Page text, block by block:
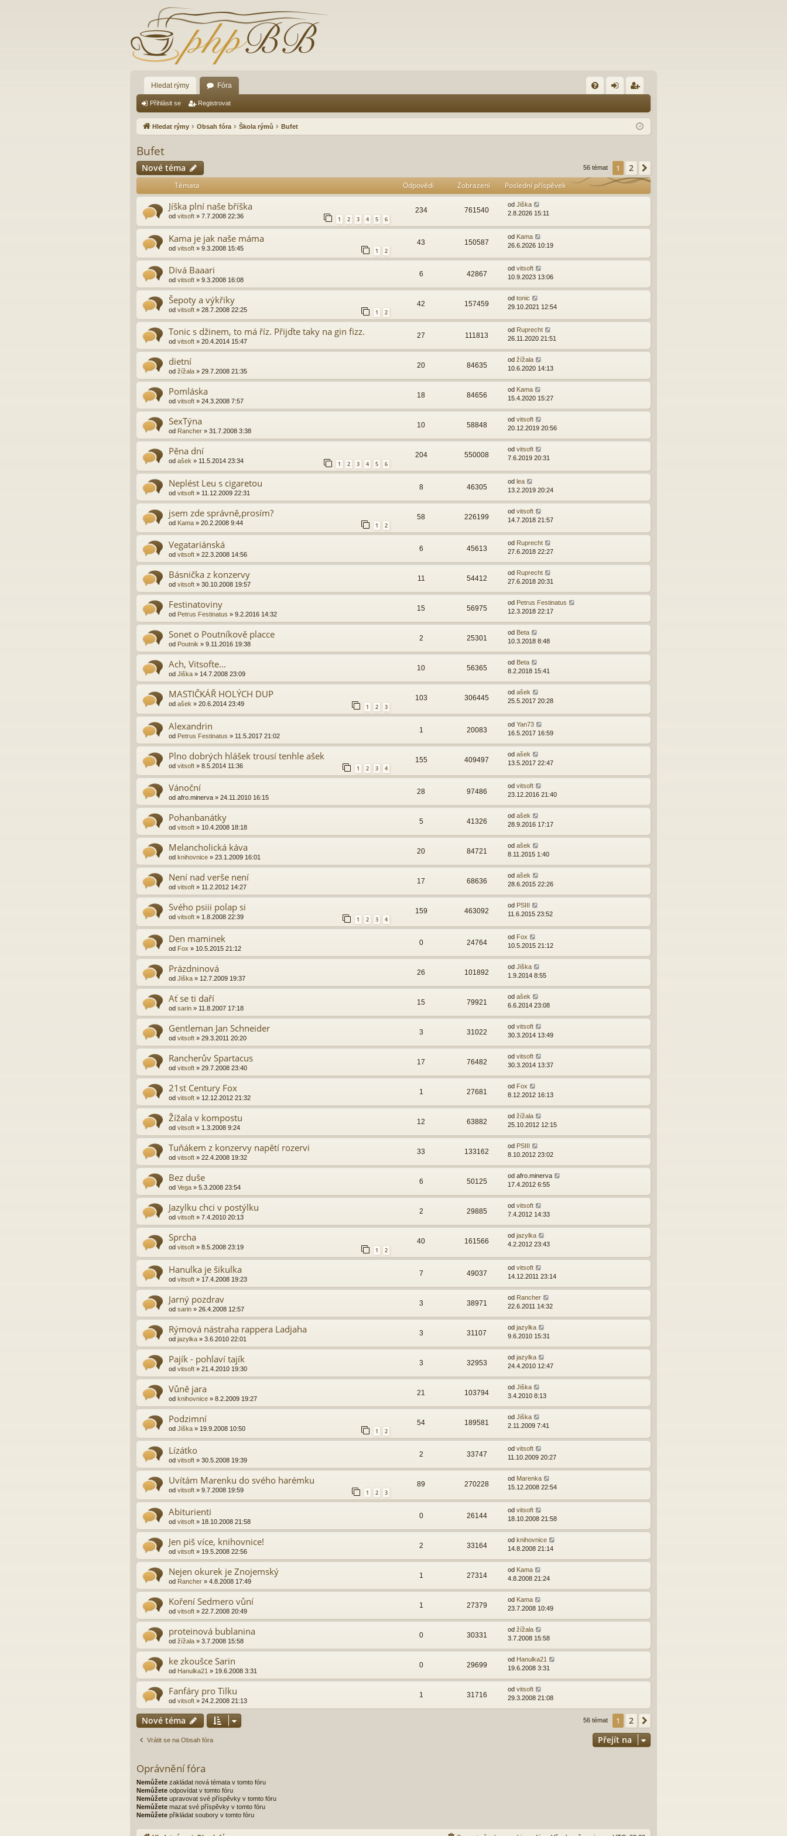
Hledat rýmy Fóra
Q lá ist
Přihlásit se Registrovat
Hledat rýmy Obsah fóra Škola rýmů Bufet
Bufet
Nové téma 56 témat 1 2
Témata Odpovědi Zobrazení Poslední příspěvek
Jíška plní naše bříška
od vitsoft » 7.7.2008 22:36 1 2 3 4 5 6
234 761540
od Jiška
2.8.2026 15:11
Kama je jak naše máma
od vitsoft » 9.3.2008 15:45 1 2
43 150587
od Kama
26.6.2026 10:19
Divá Baaari
od vitsoft » 9.3.2008 16:08
6 42867
od vitsoft
10.9.2023 13:06
Šepoty a výkřiky
od vitsoft » 28.7.2008 22:25 1 2
42 157459
od tonic
29.10.2021 12:54
Tonic s džinem, to má říz. Přijďte taky na gin fizz.
od vitsoft » 20.4.2014 15:47
27 111813
od Ruprecht
26.11.2020 21:51
dietní
od žížala » 29.7.2008 21:35
20 84635
od žížala
10.6.2020 14:13
Pomláska
od vitsoft » 24.3.2008 7:57
18 84656
od Kama
15.4.2020 15:27
SexTýna
od Rancher » 31.7.2008 3:38
10 58848
od vitsoft
20.12.2019 20:56
Pěna dní
od ašek » 11.5.2014 23:34 1 2 3 4 5 6
204 550008
od vitsoft
7.6.2019 20:31
Neplést Leu s cigaretou
od vitsoft » 11.12.2009 22:31
8 46305
od lea
13.2.2019 20:24
jsem zde správně,prosím?
od Kama » 20.2.2008 9:44 1 2
58 226199
od vitsoft
14.7.2018 21:57
Vegatariánská
od vitsoft » 22.3.2008 14:56
6 45613
od Ruprecht
27.6.2018 22:27
Básnička z konzervy
od vitsoft » 30.10.2008 19:57
11 54412
od Ruprecht
27.6.2018 20:31
Festinatoviny
od Petrus Festinatus » 9.2.2016 14:32
15 56975
od Petrus Festinatus
12.3.2018 22:17
Sonet o Poutníkově placce
od Poutnik » 9.11.2016 19:38
2 25301
od Beta
10.3.2018 8:48
Ach, Vitsofte...
od Jiška » 14.7.2008 23:09
10 56365
od Beta
8.2.2018 15:41
MASTIČKÁŘ HOLÝCH DUP
od ašek » 20.6.2014 23:49 1 2 3
103 306445
od ašek
25.5.2017 20:28
Alexandrin
od Petrus Festinatus » 11.5.2017 21:02
1 20083
od Yan73
16.5.2017 16:59
Plno dobrých hlášek trousí tenhle ašek
od vitsoft » 8.5.2014 11:36 1 2 3 4
155 409497
od ašek
13.5.2017 22:47
Vánoční
od afro.minerva » 24.11.2010 16:15
28 97486
od vitsoft
23.12.2016 21:40
Pohanbanátky
od vitsoft » 10.4.2008 18:18
5 41326
od ašek
28.9.2016 17:17
Melancholická káva
od knihovnice » 23.1.2009 16:01
20 84721
od ašek
8.11.2015 1:40
Není nad verše není
od vitsoft » 11.2.2012 14:27
17 68636
od ašek
28.6.2015 22:26
Svého psiii polap si
od vitsoft » 1.8.2008 22:39 1 2 3 4
159 463092
od PSIII
11.6.2015 23:52
Den maminek
od Fox » 10.5.2015 21:12
0 24764
od Fox
10.5.2015 21:12
Prázdninová
od Jiška » 12.7.2009 19:37
26 101892
od Jiška
1.9.2014 8:55
Ať se ti daří
od sarin » 11.8.2007 17:18
15 79921
od ašek
6.6.2014 23:08
Gentleman Jan Schneider
od vitsoft » 29.3.2011 20:20
3 31022
od vitsoft
30.3.2014 13:49
Rancherův Spartacus
od vitsoft » 29.7.2008 23:40
17 76482
od vitsoft
30.3.2014 13:37
21st Century Fox
od vitsoft » 12.12.2012 21:32
1 27681
od Fox
8.12.2012 16:13
Žížala v kompostu
od vitsoft » 1.3.2008 9:24
12 63882
od žížala
25.10.2012 12:15
Tuňákem z konzervy napětí rozervi
od vitsoft » 22.4.2008 19:32
33 133162
od PSIII
8.10.2012 23:02
Bez duše
od Vega » 5.3.2008 23:54
6 50125
od afro.minerva
17.4.2012 6:55
Jazylku chci v postýlku
od vitsoft » 7.4.2010 20:13
2 29885
od vitsoft
7.4.2012 14:33
Sprcha
od vitsoft » 8.5.2008 23:19 1 2
40 161566
od jazylka
4.2.2012 23:43
Hanulka je šikulka
od vitsoft » 17.4.2008 19:23
7 49037
od vitsoft
14.12.2011 23:14
Jarný pozdrav
od sarin » 26.4.2008 12:57
3 38971
od Rancher
22.6.2011 14:32
Rýmová nástraha rappera Ladjaha
od jazylka » 3.6.2010 22:01
3 31107
od jazylka
9.6.2010 15:31
Pajík - pohlaví tajík
od vitsoft » 21.4.2010 19:30
3 32953
od jazylka
24.4.2010 12:47
Vůně jara
od knihovnice » 8.2.2009 19:27
21 103794
od Jiška
3.4.2010 8:13
Podzimní
od Jiška » 19.9.2008 10:50 1 2
54 189581
od Jiška
2.11.2009 7:41
Lízátko
od vitsoft » 30.5.2008 19:39
2 33747
od vitsoft
11.10.2009 20:27
Uvítám Marenku do svého harémku
od vitsoft » 9.7.2008 19:59 1 2 3
89 270228
od Marenka
15.12.2008 22:54
Abiturienti
od vitsoft » 18.10.2008 21:58
0 26144
od vitsoft
18.10.2008 21:58
Jen piš více, knihovnice!
od vitsoft » 19.5.2008 22:56
2 33164
od knihovnice
14.8.2008 21:14
Nejen okurek je Znojemský
od Rancher » 4.8.2008 17:49
1 27314
od Kama
4.8.2008 21:24
Koření Sedmero vůní
od vitsoft » 22.7.2008 20:49
1 27379
od Kama
23.7.2008 10:49
proteinová bublanina
od žížala » 3.7.2008 15:58
0 30331
od žížala
3.7.2008 15:58
ke zkoušce Sarin
od Hanulka21 » 19.6.2008 3:31
0 29699
od Hanulka21
19.6.2008 3:31
Fanfáry pro Tilku
od vitsoft » 24.2.2008 21:13
1 31716
od vitsoft
29.3.2008 21:08
Nové téma 56 témat 1 2
Vrátit se na Obsah fóra Přejít na
Oprávnění fóra
Nemůžete zakládat nová témata v tomto fóru
Nemůžete odpovídat v tomto fóru
Nemůžete upravovat své příspěvky v tomto fóru
Nemůžete mazat své příspěvky v tomto fóru
Nemůžete přikládat soubory v tomto fóru